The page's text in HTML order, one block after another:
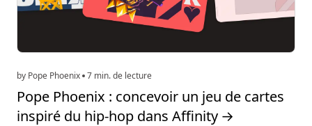
by Pope Phoenix 7 min. de lecture
Pope Phoenix : concevoir un jeu de cartes
inspiré du hip-hop dans Affinity →